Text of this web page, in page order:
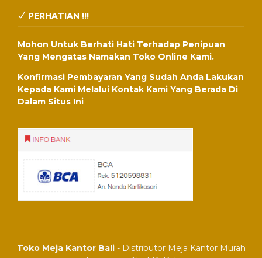
PERHATIAN !!!
Mohon Untuk Berhati Hati Terhadap Penipuan
Yang Mengatas Namakan Toko Online Kami.
Konfirmasi Pembayaran Yang Sudah Anda Lakukan
Kepada Kami Melalui Kontak Kami Yang Berada Di
Dalam Situs Ini
Toko Meja Kantor Bali- Distributor Meja Kantor Murah